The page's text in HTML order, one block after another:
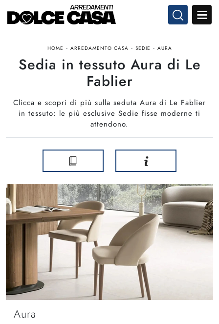
HOME - ARREDAMENTO CASA - SEDIE - AURA
Sedia in tessuto Aura di Le
Fablier
Clicca e scopri di più sulla seduta Aura di Le Fablier
in tessuto: le più esclusive Sedie fisse moderne ti
attendono.
Aura